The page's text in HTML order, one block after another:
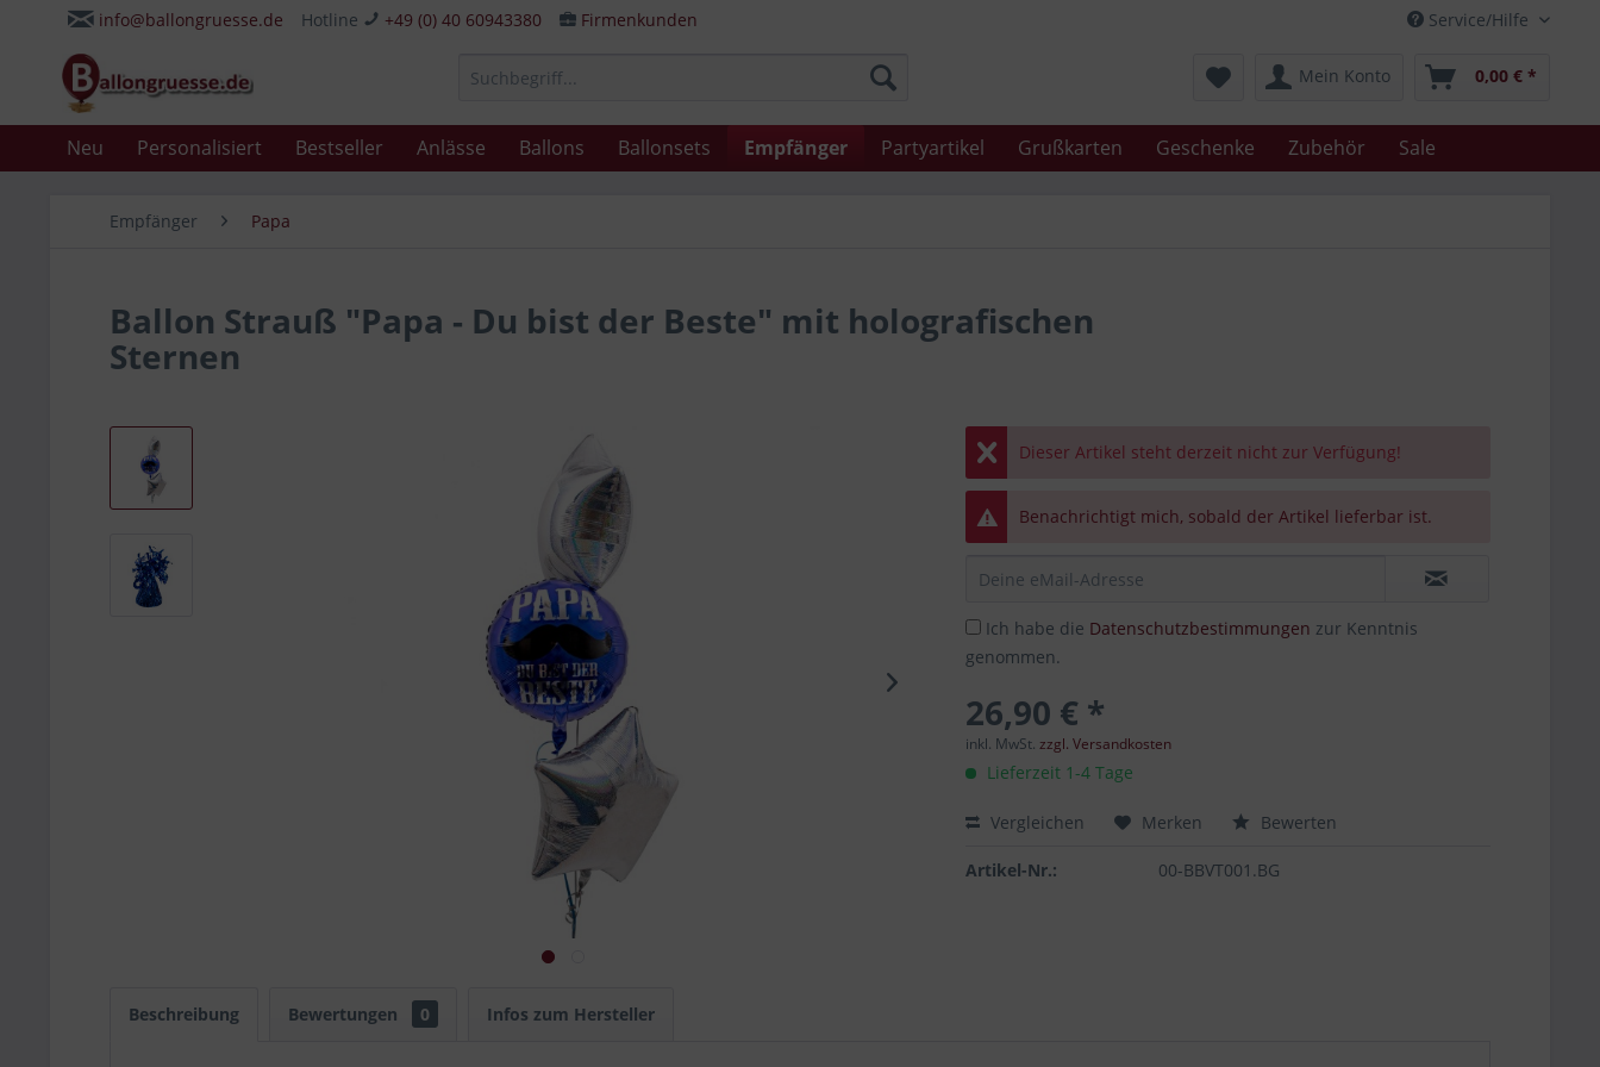
Service/Hilfe
info@ballongruesse.de Hotline +49 (0) 40 60943380 Firmenkunden
Mein Konto 0,00 € *
Neu Personalisiert Bestseller Anlässe Ballons Ballonsets Empfänger Partyartikel Grußkarten Geschenke Zubehör Sale
Empfänger Papa
Ballon Strauß "Papa - Du bist der Beste" mit holografischen
Sternen
Dieser Artikel steht derzeit nicht zur Verfügung!
Benachrichtigt mich, sobald der Artikel lieferbar ist.
Ich habe die Datenschutzbestimmungen zur Kenntnis
genommen.
26,90 € *
inkl. MwSt.zzgl. Versandkosten
Lieferzeit 1-4 Tage
Vergleichen Merken Bewerten
Artikel-Nr.: 00-BBVT001.BG
Beschreibung Bewertungen 0 Infos zum Hersteller